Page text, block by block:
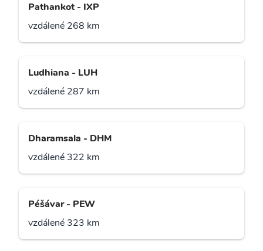
Pathankot - IXP
vzdálené 268 km
Ludhiana - LUH
vzdálené 287 km
Dharamsala - DHM
vzdálené 322 km
Péšávar - PEW
vzdálené 323 km